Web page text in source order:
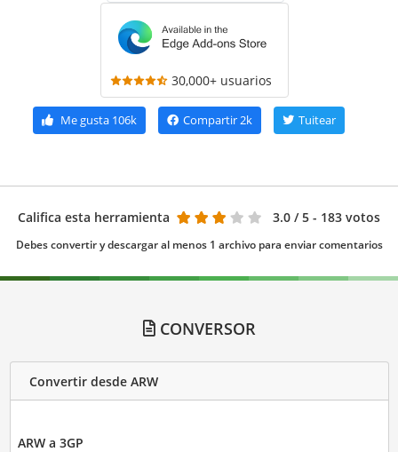
30,000+ usuarios
Me gusta106k Compartir2k Tuitear
Califica esta herramienta 3.0 / 5 - 183 votos
Debes convertir y descargar al menos 1 archivo para enviar comentarios
CONVERSOR
Convertir desde ARW
ARW a 3GP